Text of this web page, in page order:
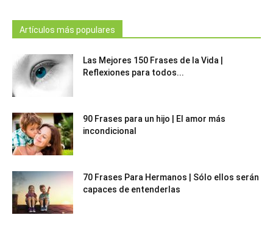
Artículos más populares
Las Mejores 150 Frases de la Vida |
Reflexiones para todos...
90 Frases para un hijo | El amor más
incondicional
70 Frases Para Hermanos | Sólo ellos serán
capaces de entenderlas